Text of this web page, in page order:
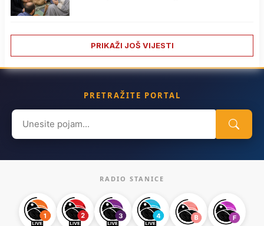
PRIKAŽI JOŠ VIJESTI
PRETRAŽITE PORTAL
Search
for:
RADIO STANICE